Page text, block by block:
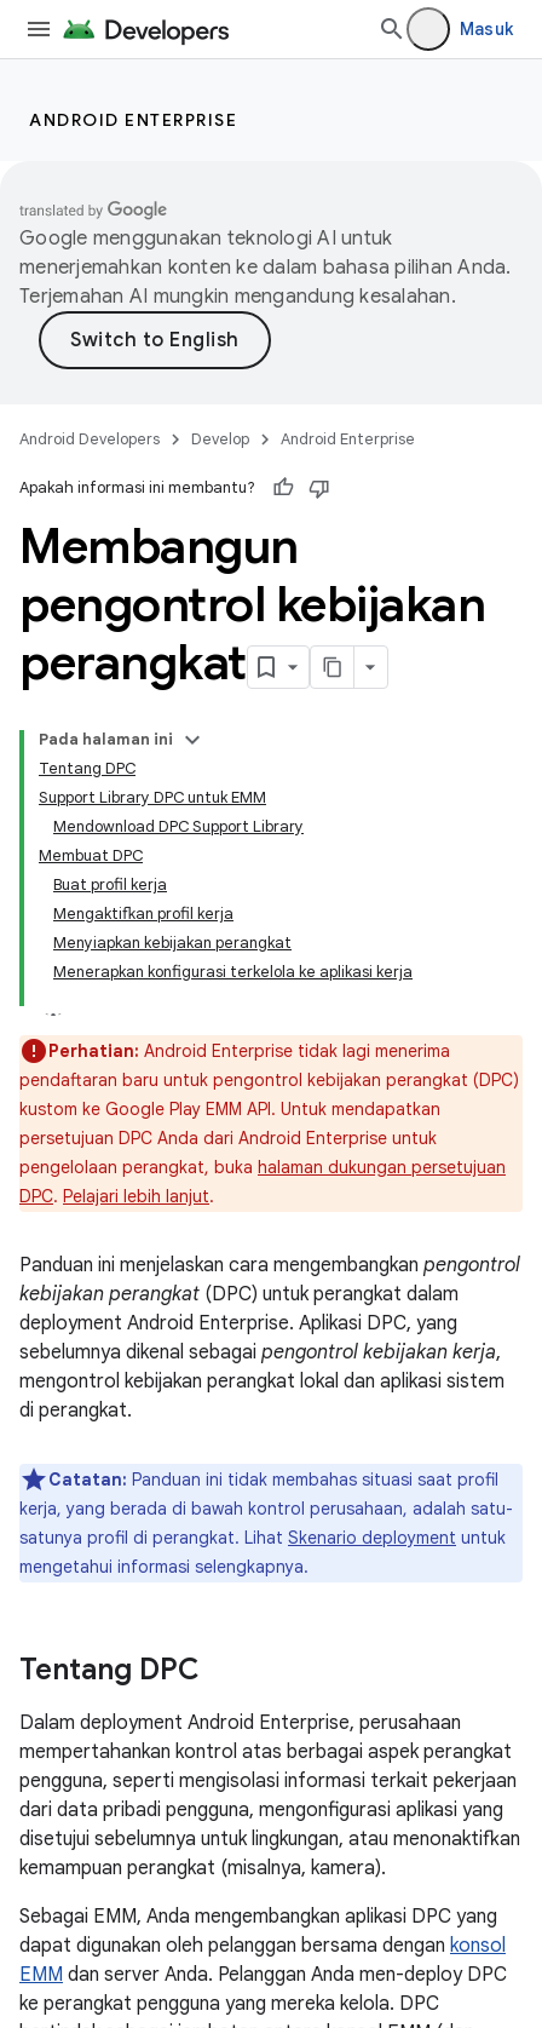
Masuk
ANDROID ENTERPRISE
Google menggunakan teknologi AI untuk
menerjemahkan konten ke dalam bahasa pilihan Anda.
Terjemahan AI mungkin mengandung kesalahan.
Android Developers Develop Android Enterprise
Apakah informasi ini membantu?
Membangun
pengontrol kebijakan
perangkat
Pada halaman ini
Tentang DPC
Support Library DPC untuk EMM
Mendownload DPC Support Library
Membuat DPC
Buat profil kerja
Mengaktifkan profil kerja
Menyiapkan kebijakan perangkat
Menerapkan konfigurasi terkelola ke aplikasi kerja
Perhatian: Android Enterprise tidak lagi menerima
pendaftaran baru untuk pengontrol kebijakan perangkat (DPC)
kustom ke Google Play EMM API. Untuk mendapatkan
persetujuan DPC Anda dari Android Enterprise untuk
pengelolaan perangkat, buka halaman dukungan persetujuan
DPC. Pelajari lebih lanjut.
Panduan ini menjelaskan cara mengembangkan pengontrol
kebijakan perangkat (DPC) untuk perangkat dalam
deployment Android Enterprise. Aplikasi DPC, yang
sebelumnya dikenal sebagai pengontrol kebijakan kerja,
mengontrol kebijakan perangkat lokal dan aplikasi sistem
di perangkat.
Catatan: Panduan ini tidak membahas situasi saat profil
kerja, yang berada di bawah kontrol perusahaan, adalah satu-
satunya profil di perangkat. Lihat Skenario deployment untuk
mengetahui informasi selengkapnya.
Tentang DPC
Dalam deployment Android Enterprise, perusahaan
mempertahankan kontrol atas berbagai aspek perangkat
pengguna, seperti mengisolasi informasi terkait pekerjaan
dari data pribadi pengguna, mengonfigurasi aplikasi yang
disetujui sebelumnya untuk lingkungan, atau menonaktifkan
kemampuan perangkat (misalnya, kamera).
Sebagai EMM, Anda mengembangkan aplikasi DPC yang
dapat digunakan oleh pelanggan bersama dengan konsol
EMM dan server Anda. Pelanggan Anda men-deploy DPC
ke perangkat pengguna yang mereka kelola. DPC